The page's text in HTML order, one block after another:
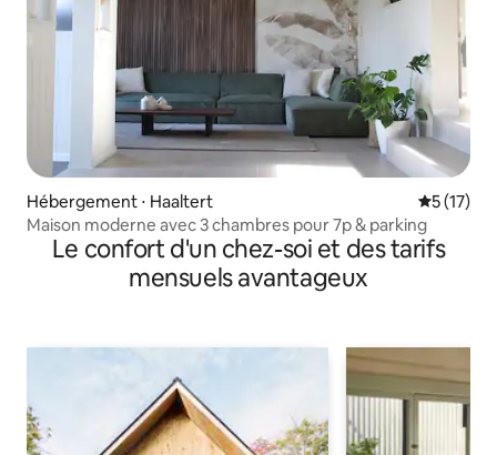
Hébergement ⋅ Haaltert
5 (17)
Maison moderne avec 3 chambres pour 7p & parking
Le confort d'un chez-soi et des tarifs
mensuels avantageux